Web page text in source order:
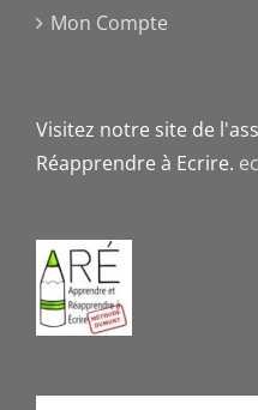
Mon Compte
Visitez notre site de
Réapprendre à Ecrire.